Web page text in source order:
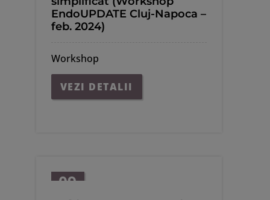
EndoUPDATE Cluj-Napoca –
feb. 2024)
Workshop
VEZI DETALII
09